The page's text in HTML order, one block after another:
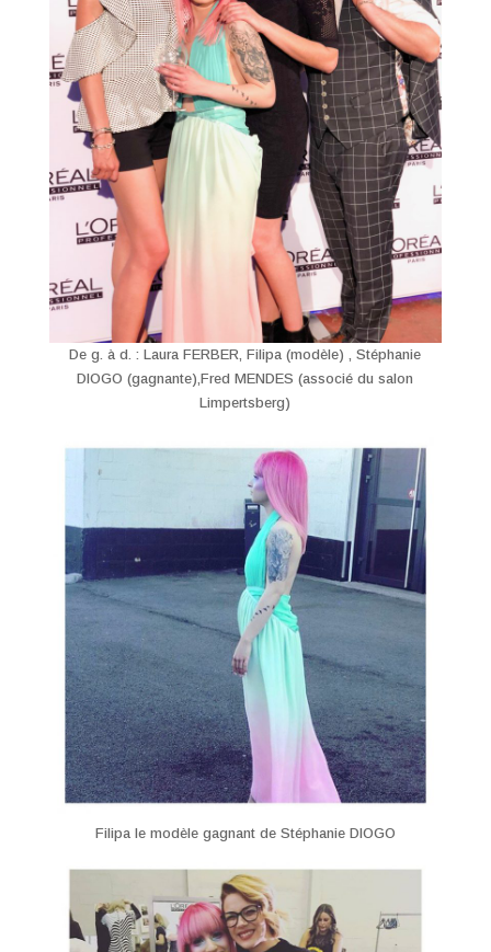
De g. à d. : Laura FERBER, Filipa (modèle) , Stéphanie
DIOGO (gagnante),Fred MENDES (associé du salon
Limpertsberg)
Filipa le modèle gagnant de Stéphanie DIOGO